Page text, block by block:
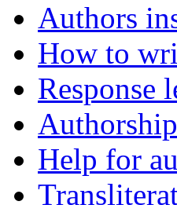
Authors
How to
Response
Help for